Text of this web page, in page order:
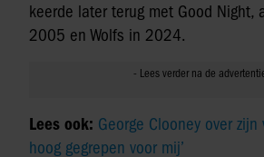
keerde later terug met Good Night,
2005 en Wolfs in 2024.
Lees ook: George Clooney over zijn
hoog gegrepen voor mij’